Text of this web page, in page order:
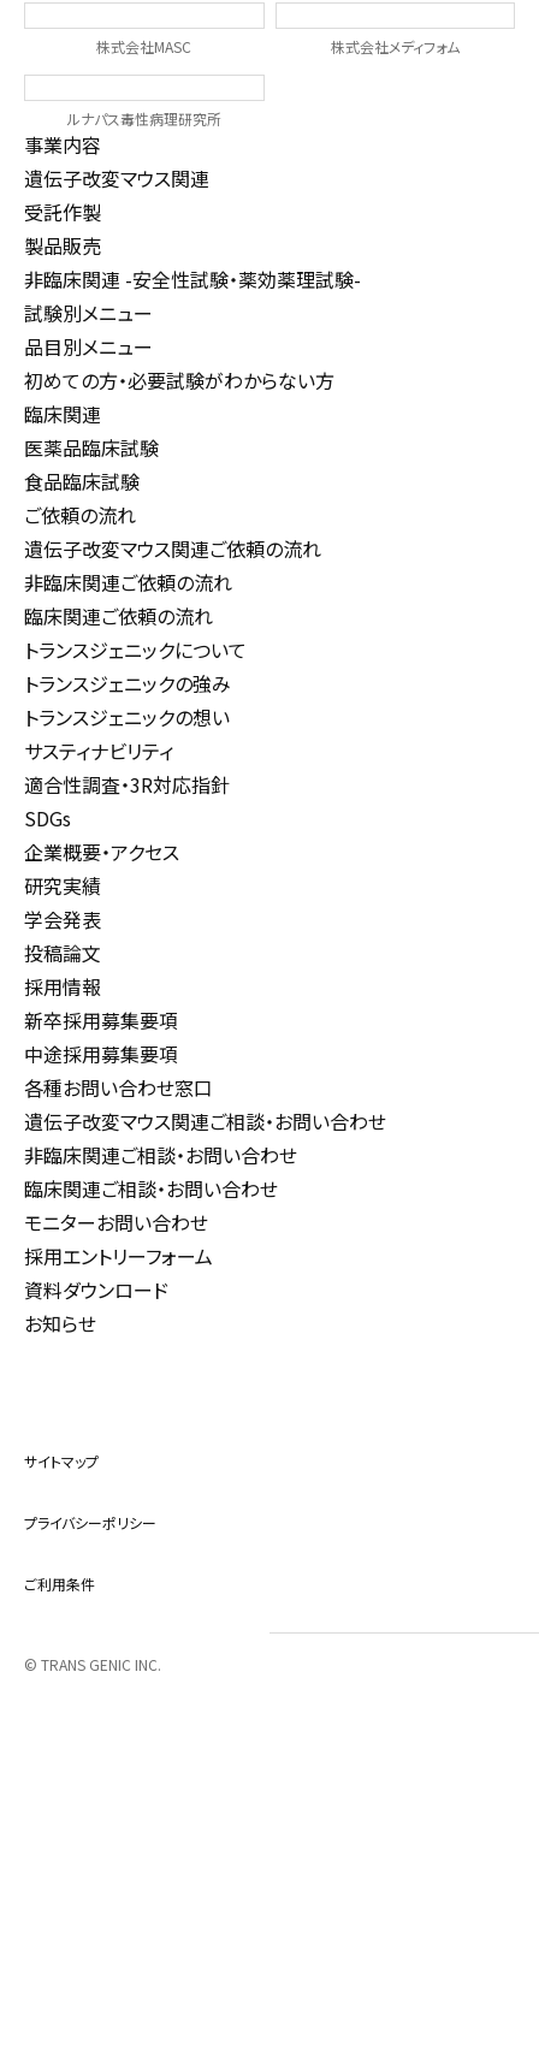
株式会社MASC 株式会社メディフォム
ルナパス毒性病理研究所
事業内容
遺伝子改変マウス関連
受託作製
製品販売
非臨床関連 -安全性試験・薬効薬理試験-
試験別メニュー
品目別メニュー
初めての方・必要試験がわからない方
臨床関連
医薬品臨床試験
食品臨床試験
ご依頼の流れ
遺伝子改変マウス関連ご依頼の流れ
非臨床関連ご依頼の流れ
臨床関連ご依頼の流れ
トランスジェニックについて
トランスジェニックの強み
トランスジェニックの想い
サスティナビリティ
適合性調査・3R対応指針
SDGs
企業概要・アクセス
研究実績
学会発表
投稿論文
採用情報
新卒採用募集要項
中途採用募集要項
各種お問い合わせ窓口
遺伝子改変マウス関連ご相談・お問い合わせ
非臨床関連ご相談・お問い合わせ
臨床関連ご相談・お問い合わせ
モニターお問い合わせ
採用エントリーフォーム
資料ダウンロード
お知らせ
サイトマップ
プライバシーポリシー
ご利用条件
© TRANS GENIC INC.